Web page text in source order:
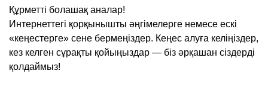
Құрметті болашақ аналар!
Интернеттегі қорқынышты әңгімелерге немесе ескі
«кеңестерге» сене бермеңіздер. Кеңес алуға келіңіздер,
кез келген сұрақты қойыңыздар — біз әрқашан сіздерді
қолдаймыз!